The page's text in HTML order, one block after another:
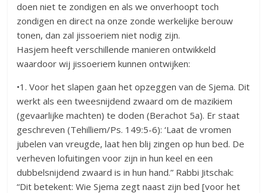
doen niet te zondigen en als we onverhoopt toch
zondigen en direct na onze zonde werkelijke berouw
tonen, dan zal jissoeriem niet nodig zijn.
Hasjem heeft verschillende manieren ontwikkeld
waardoor wij jissoeriem kunnen ontwijken:
•1. Voor het slapen gaan het opzeggen van de Sjema. Dit
werkt als een tweesnijdend zwaard om de mazikiem
(gevaarlijke machten) te doden (Berachot 5a). Er staat
geschreven (Tehilliem/Ps. 149:5-6): ‘Laat de vromen
jubelen van vreugde, laat hen blij zingen op hun bed. De
verheven lofuitingen voor zijn in hun keel en een
dubbelsnijdend zwaard is in hun hand.” Rabbi Jitschak:
“Dit betekent: Wie Sjema zegt naast zijn bed [voor het